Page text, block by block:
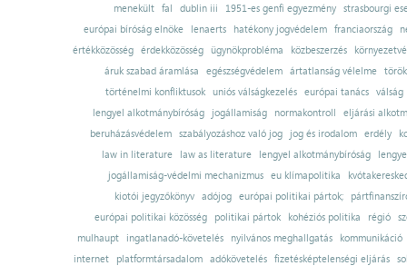
menekült
fal dublin iii 1951-es genfi egyezmény
strasbourgi
európai bíróság elnöke
lenaerts hatékony jogvédelem franciaország
értékközösség
érdekközösség ügynökprobléma közbeszerzés
áruk szabad áramlása
egészségvédelem ártatlanság vélelme
történelmi konfliktusok uniós válságkezelés európai tanács válság
lengyel alkotmánybíróság
jogállamiság normakontroll
eljárási
beruházásvédelem
szabályozáshoz való jog jog és irodalom erdély
law in literature
law as literature lengyel alkotmánybíróság
jogállamiság-védelmi mechanizmus
eu klímapolitika
kiotói jegyzőkönyv adójog európai politikai pártok;
európai politikai közösség
politikai pártok kohéziós politika régió
mulhaupt
ingatlanadó-követelés nyilvános meghallgatás
kommunikáció
internet
platformtársadalom adókövetelés fizetésképtelenségi eljárás